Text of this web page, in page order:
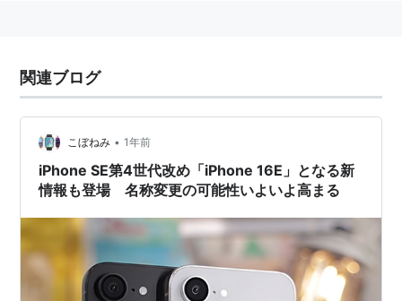
関連ブログ
こぼねみ • 1年前
iPhone SE第4世代改め「iPhone 16E」となる新
情報も登場 名称変更の可能性いよいよ高まる